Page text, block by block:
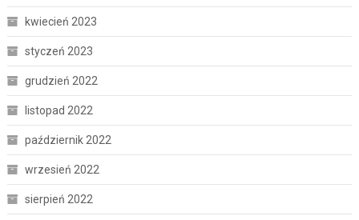
kwiecień 2023
styczeń 2023
grudzień 2022
listopad 2022
październik 2022
wrzesień 2022
sierpień 2022